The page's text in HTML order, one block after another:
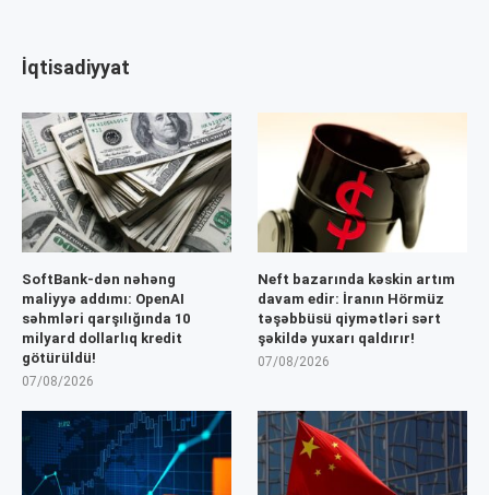
İqtisadiyyat
SoftBank-dən nəhəng
maliyyə addımı: OpenAI
səhmləri qarşılığında 10
milyard dollarlıq kredit
götürüldü!
07/08/2026
Neft bazarında kəskin artım
davam edir: İranın Hörmüz
təşəbbüsü qiymətləri sərt
şəkildə yuxarı qaldırır!
07/08/2026